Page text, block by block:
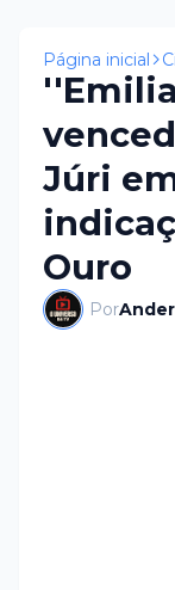
Página inicial
Júri
Ouro
Por